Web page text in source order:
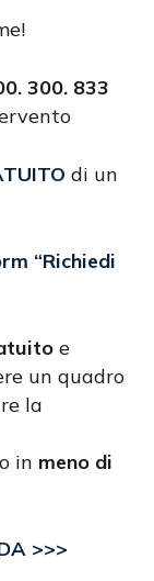
300. 833
di un
“Richiedi
e
un quadro
la
in meno di
>>>